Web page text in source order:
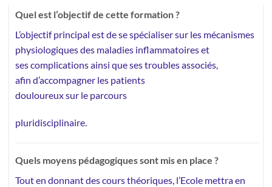
Quel est l’objectif de cette formation ?
L’objectif principal est de se spécialiser sur les mécanismes
physiologiques des maladies inflammatoires et
ses complications ainsi que ses troubles associés,
afin d’accompagner les patients
douloureux sur le parcours
pluridisciplinaire.
Quels moyens pédagogiques sont mis en place ?
Tout en donnant des cours théoriques, l’Ecole mettra en